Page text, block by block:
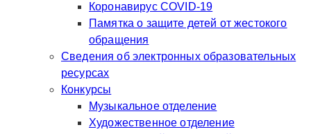
Коронавирус COVID-19
Памятка о защите детей от жестокого
обращения
Сведения об электронных образовательных
ресурсах
Конкурсы
Музыкальное отделение
Художественное отделение